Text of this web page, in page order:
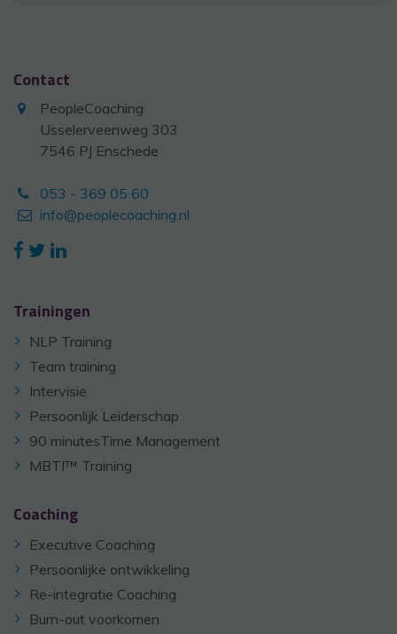
Contact
PeopleCoaching
Usselerveenweg 303
7546 PJ Enschede
053 - 369 05 60
info@peoplecoaching.nl
Trainingen
NLP Training
Team training
Intervisie
Persoonlijk Leiderschap
90 minutesTime Management
MBTI™ Training
Coaching
Executive Coaching
Persoonlijke ontwikkeling
Re-integratie Coaching
Burn-out voorkomen